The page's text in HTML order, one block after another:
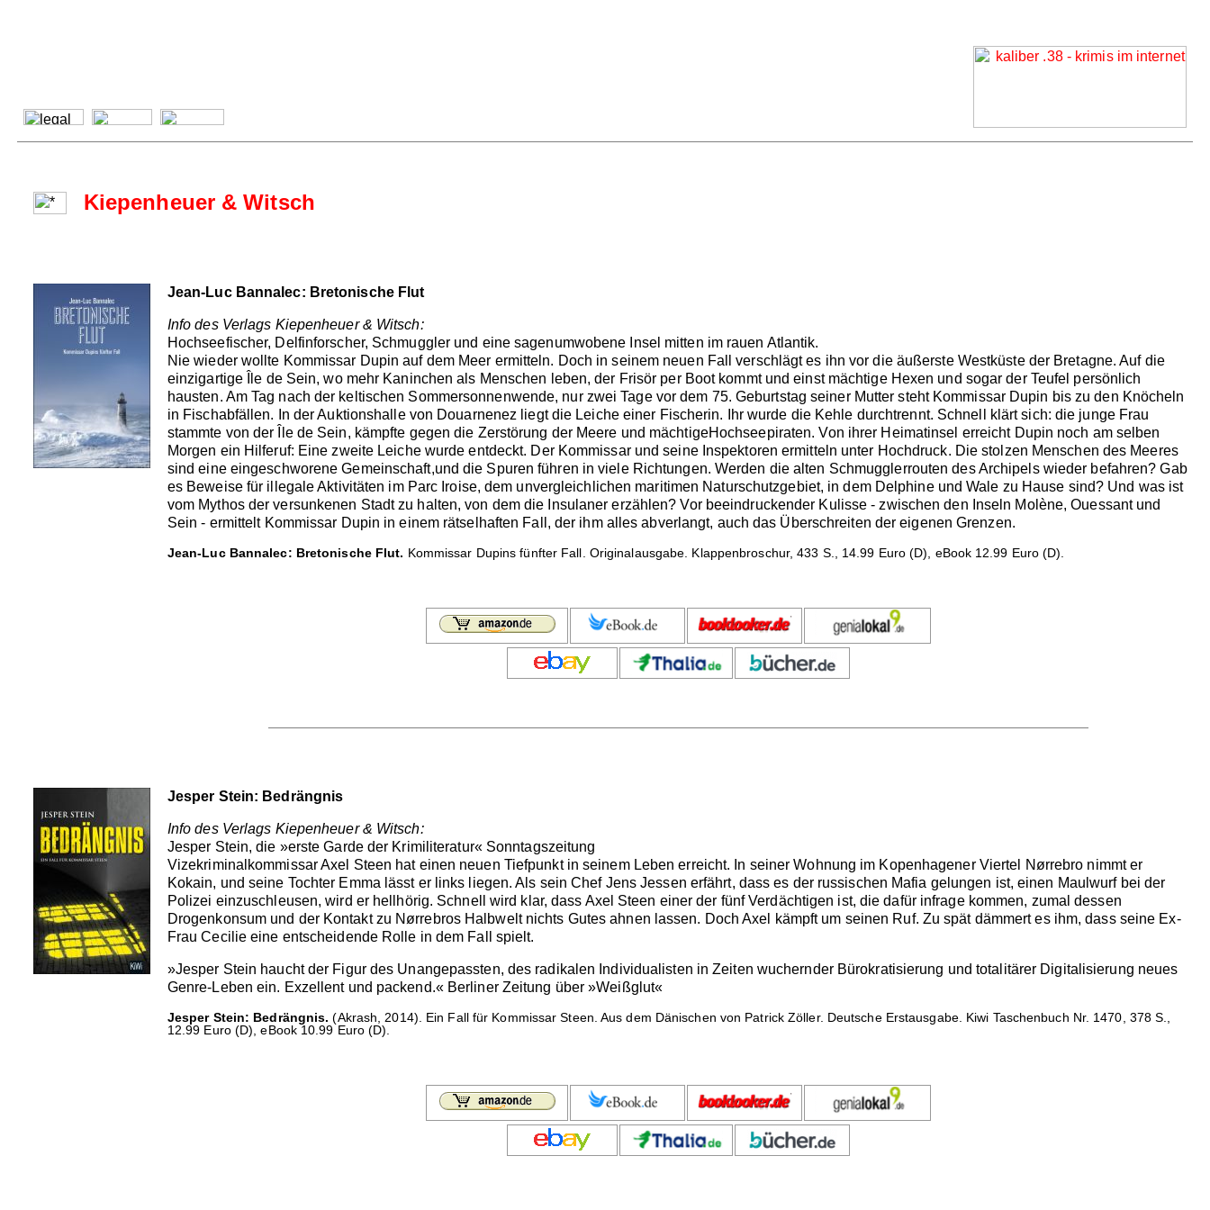
Kiepenheuer & Witsch
Jean-Luc Bannalec: Bretonische Flut
Info des Verlags Kiepenheuer & Witsch:
Hochseefischer, Delfinforscher, Schmuggler und eine sagenumwobene Insel mitten im rauen Atlantik.
Nie wieder wollte Kommissar Dupin auf dem Meer ermitteln. Doch in seinem neuen Fall verschlägt es ihn vor die äußerste Westküste der Bretagne. Auf die
einzigartige Île de Sein, wo mehr Kaninchen als Menschen leben, der Frisör per Boot kommt und einst mächtige Hexen und sogar der Teufel persönlich
hausten. Am Tag nach der keltischen Sommersonnenwende, nur zwei Tage vor dem 75. Geburtstag seiner Mutter steht Kommissar Dupin bis zu den Knöcheln
in Fischabfällen. In der Auktionshalle von Douarnenez liegt die Leiche einer Fischerin. Ihr wurde die Kehle durchtrennt. Schnell klärt sich: die junge Frau
stammte von der Île de Sein, kämpfte gegen die Zerstörung der Meere und mächtigeHochseepiraten. Von ihrer Heimatinsel erreicht Dupin noch am selben
Morgen ein Hilferuf: Eine zweite Leiche wurde entdeckt. Der Kommissar und seine Inspektoren ermitteln unter Hochdruck. Die stolzen Menschen des Meeres
sind eine eingeschworene Gemeinschaft,und die Spuren führen in viele Richtungen. Werden die alten Schmugglerrouten des Archipels wieder befahren? Gab
es Beweise für illegale Aktivitäten im Parc Iroise, dem unvergleichlichen maritimen Naturschutzgebiet, in dem Delphine und Wale zu Hause sind? Und was ist
vom Mythos der versunkenen Stadt zu halten, von dem die Insulaner erzählen? Vor beeindruckender Kulisse - zwischen den Inseln Molène, Ouessant und
Sein - ermittelt Kommissar Dupin in einem rätselhaften Fall, der ihm alles abverlangt, auch das Überschreiten der eigenen Grenzen.
Jean-Luc Bannalec: Bretonische Flut. Kommissar Dupins fünfter Fall. Originalausgabe. Klappenbroschur, 433 S., 14.99 Euro (D), eBook 12.99 Euro (D).
Jesper Stein: Bedrängnis
Info des Verlags Kiepenheuer & Witsch:
Jesper Stein, die »erste Garde der Krimiliteratur« Sonntagszeitung
Vizekriminalkommissar Axel Steen hat einen neuen Tiefpunkt in seinem Leben erreicht. In seiner Wohnung im Kopenhagener Viertel Nørrebro nimmt er
Kokain, und seine Tochter Emma lässt er links liegen. Als sein Chef Jens Jessen erfährt, dass es der russischen Mafia gelungen ist, einen Maulwurf bei der
Polizei einzuschleusen, wird er hellhörig. Schnell wird klar, dass Axel Steen einer der fünf Verdächtigen ist, die dafür infrage kommen, zumal dessen
Drogenkonsum und der Kontakt zu Nørrebros Halbwelt nichts Gutes ahnen lassen. Doch Axel kämpft um seinen Ruf. Zu spät dämmert es ihm, dass seine Ex-
Frau Cecilie eine entscheidende Rolle in dem Fall spielt.
»Jesper Stein haucht der Figur des Unangepassten, des radikalen Individualisten in Zeiten wuchernder Bürokratisierung und totalitärer Digitalisierung neues
Genre-Leben ein. Exzellent und packend.« Berliner Zeitung über »Weißglut«
Jesper Stein: Bedrängnis. (Akrash, 2014). Ein Fall für Kommissar Steen. Aus dem Dänischen von Patrick Zöller. Deutsche Erstausgabe. Kiwi Taschenbuch Nr. 1470, 378 S.,
12.99 Euro (D), eBook 10.99 Euro (D).